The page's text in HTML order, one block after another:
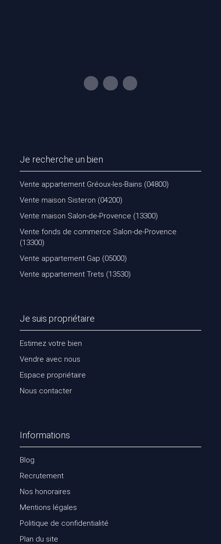
Je recherche un bien
Vente appartement Gréoux-les-Bains (04800)
Vente maison Sisteron (04200)
Vente maison Salon-de-Provence (13300)
Vente fonds de commerce Salon-de-Provence
(13300)
Vente appartement Gap (05000)
Vente appartement Trets (13530)
Je suis propriétaire
Estimez votre bien
Vendre avec nous
Espace propriétaire
Nous contacter
Informations
Blog
Recrutement
Nos honoraires
Mentions légales
Politique de confidentialité
Plan du site